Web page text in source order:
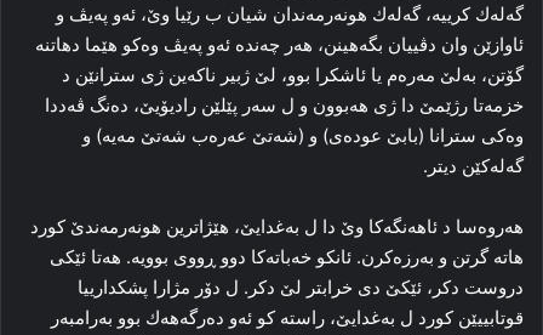
گه‌له‌ك كرييه‌، گه‌له‌ك هونه‌رمه‌ندان شيان ب رێيا وێ، ئه‌و په‌يڤ و
ئاوازێن وان دڤييان بگه‌هينن، هه‌ر چه‌نده‌ ئه‌و په‌يڤ وه‌كو هێما دهاتنه‌
گۆتن، به‌لێ مه‌ره‌م يا ئاشكرا بوو، لێ ژبير ناكه‌ين ژى سترانێن د
خزمه‌تا رژێمێ دا ژى هه‌بوون و ل سه‌ر پێلێن راديۆيێ، ده‌نگ ڤه‌ددا
وه‌كى سترانا (بابێ عوده‌ى) و (شه‌تێ عه‌ره‌ب شه‌تێ مه‌يه‌) و
گه‌له‌كێن ديتر.
هه‌روه‌سا د ئاهه‌نگه‌كا وێ دا ل به‌غدایێ، هێژاترين هونه‌رمه‌ندێ كورد
هاته‌ گرتن و به‌رزه‌كرن. ئانكو خه‌باته‌كا دوو ڕووى بوويه‌. هه‌تا ئێكى
دروست دكر، ئێكێ دى خرابتر لێ دكر. ل دۆر مژارا پشكدارييا
قوتابييێن كورد ل به‌غدایێ، راسته‌ كو ئه‌و ده‌رگه‌هه‌ك بوو به‌رامبه‌ر